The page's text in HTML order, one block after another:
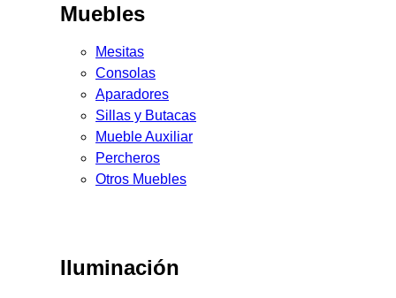
Muebles
Mesitas
Consolas
Aparadores
Sillas y Butacas
Mueble Auxiliar
Percheros
Otros Muebles
Iluminación